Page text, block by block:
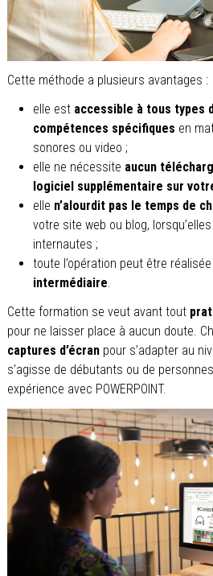
Cette méthode a plusieurs avantages :
elle est accessible à tous types
compétences spécifiques en
sonores ou video ;
elle ne nécessite aucun
logiciel supplémentaire sur
elle n’alourdit pas le temps de
votre site web ou blog,
internautes ;
toute l’opération peut être réalisée
intermédiaire.
Cette formation se veut avant tout
pour ne laisser place à aucun doute.
captures d’écran pour s’adapter au
s’agisse de débutants ou de
expérience avec POWERPOINT.